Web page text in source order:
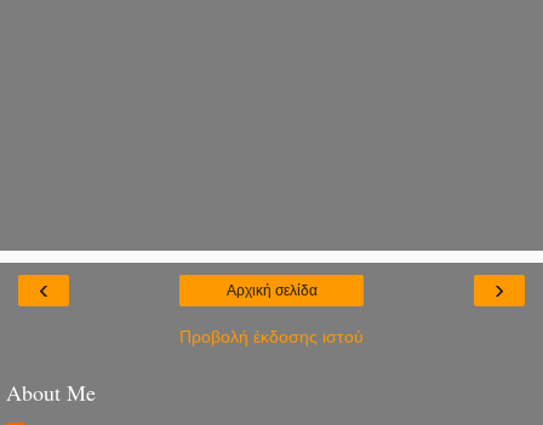
‹ ›
Αρχική σελίδα
Προβολή έκδοσης ιστού
About Me